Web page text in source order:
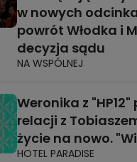
w nowych
powrót Włodka i
decyzja sądu
NA WSPÓLNEJ
Weronika z
relacji z
życie na nowo.
HOTEL PARADISE